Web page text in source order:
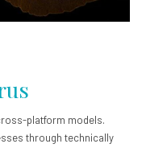
platform models.
through technically